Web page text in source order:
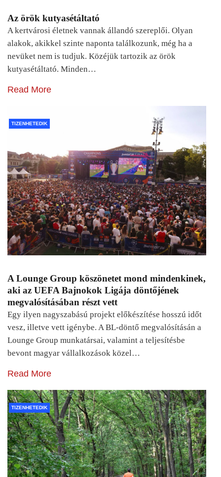
Az örök kutyasétáltató
A kertvárosi életnek vannak állandó szereplői. Olyan
alakok, akikkel szinte naponta találkozunk, még ha a
nevüket nem is tudjuk. Közéjük tartozik az örök
kutyasétáltató. Minden…
Read More
TIZENHETEDIK
A Lounge Group köszönetet mond mindenkinek,
aki az UEFA Bajnokok Ligája döntőjének
megvalósításában részt vett
Egy ilyen nagyszabású projekt előkészítése hosszú időt
vesz, illetve vett igénybe. A BL-döntő megvalósításán a
Lounge Group munkatársai, valamint a teljesítésbe
bevont magyar vállalkozások közel…
Read More
TIZENHETEDIK